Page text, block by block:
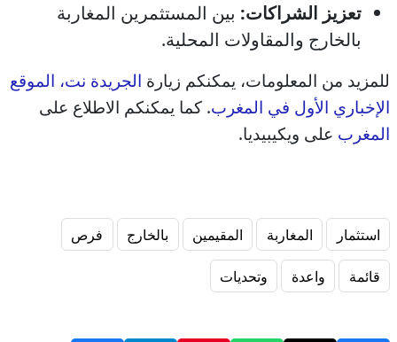
تعزيز الشراكات: بين المستثمرين المغاربة
بالخارج والمقاولات المحلية.
للمزيد من المعلومات، يمكنكم زيارة الجريدة نت، الموقع
الإخباري الأول في المغرب. كما يمكنكم الاطلاع على
المغرب على ويكيبيديا.
استثمار المغاربة المقيمين بالخارج فرص
قائمة واعدة وتحديات